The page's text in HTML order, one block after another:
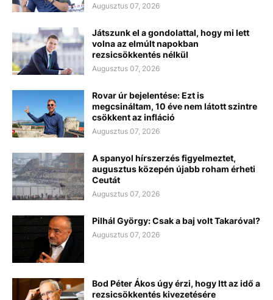
Augusztus 07, 2026
Játszunk el a gondolattal, hogy mi lett
volna az elmúlt napokban
rezsicsökkentés nélkül
Augusztus 07, 2026
Rovar úr bejelentése: Ezt is
megcsináltam, 10 éve nem látott szintre
csökkent az infláció
Augusztus 07, 2026
A spanyol hírszerzés figyelmeztet,
augusztus közepén újabb roham érheti
Ceutát
Augusztus 07, 2026
Pilhál György: Csak a baj volt Takaróval?
Augusztus 07, 2026
Bod Péter Ákos úgy érzi, hogy Itt az idő a
rezsicsökkentés kivezetésére